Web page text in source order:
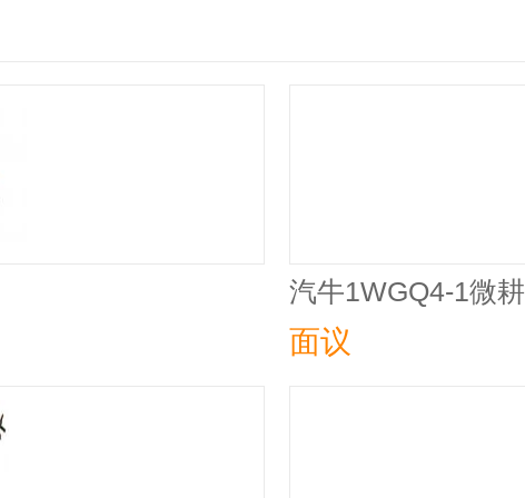
汽牛1WGQ4-1微
面议